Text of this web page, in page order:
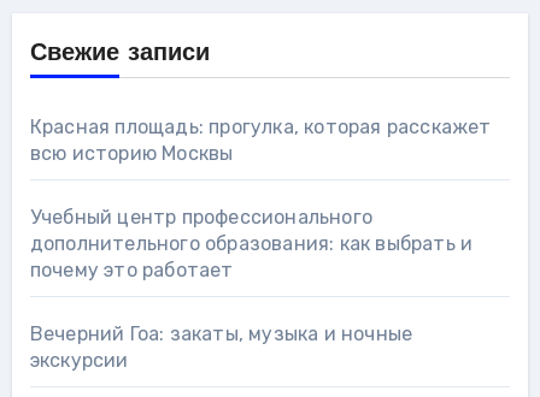
Свежие записи
Красная площадь: прогулка, которая расскажет
всю историю Москвы
Учебный центр профессионального
дополнительного образования: как выбрать и
почему это работает
Вечерний Гоа: закаты, музыка и ночные
экскурсии